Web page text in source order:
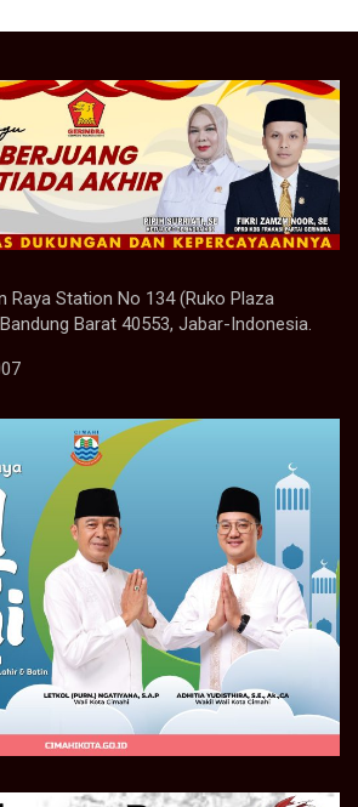
Raya Station No 134 (Ruko Plaza
Barat 40553, Jabar-Indonesia.